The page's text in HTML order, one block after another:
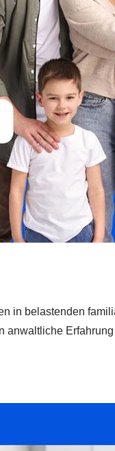
in belastenden
anwaltliche